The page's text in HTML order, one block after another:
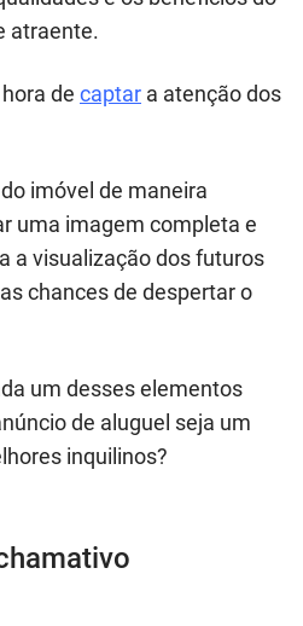
atraente.
de captar a atenção dos
imóvel de maneira
uma imagem completa e
a visualização dos futuros
chances de despertar o
um desses elementos
de aluguel seja um
inquilinos?